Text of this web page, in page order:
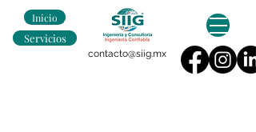
Inicio
Servicios
contacto@siig.mx